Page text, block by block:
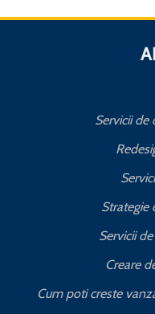
Servicii de
Strategie
Servicii
Creare
Cum poti creste